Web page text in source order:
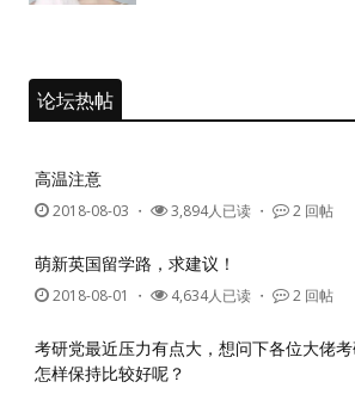
论坛热帖
高温注意
2018-08-03 ・ 3,894人已读 ・ 2 回帖
萌新英国留学路，求建议！
2018-08-01 ・ 4,634人已读 ・ 2 回帖
考研党最近压力有点大，想问下各位大佬
怎样保持比较好呢？